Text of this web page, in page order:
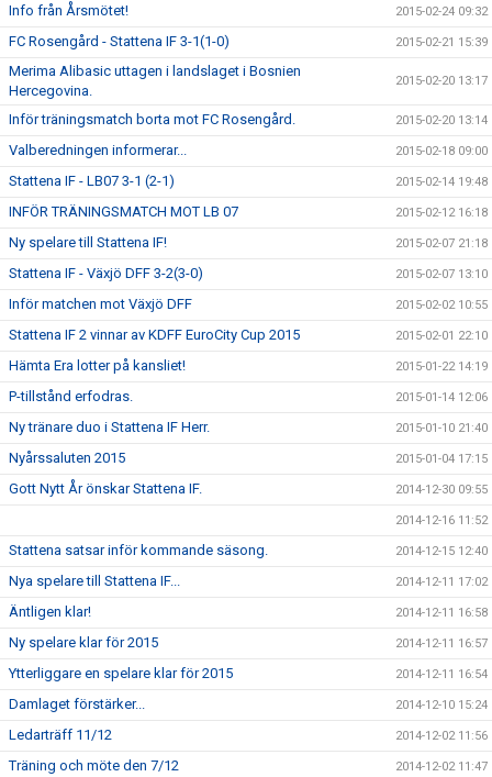
Info från Årsmötet! 2015-02-24 09:32
FC Rosengård - Stattena IF 3-1(1-0) 2015-02-21 15:39
Merima Alibasic uttagen i landslaget i Bosnien
Hercegovina.
2015-02-20 13:17
Inför träningsmatch borta mot FC Rosengård. 2015-02-20 13:14
Valberedningen informerar... 2015-02-18 09:00
Stattena IF - LB07 3-1 (2-1) 2015-02-14 19:48
INFÖR TRÄNINGSMATCH MOT LB 07 2015-02-12 16:18
Ny spelare till Stattena IF! 2015-02-07 21:18
Stattena IF - Växjö DFF 3-2(3-0) 2015-02-07 13:10
Inför matchen mot Växjö DFF 2015-02-02 10:55
Stattena IF 2 vinnar av KDFF EuroCity Cup 2015 2015-02-01 22:10
Hämta Era lotter på kansliet! 2015-01-22 14:19
P-tillstånd erfodras. 2015-01-14 12:06
Ny tränare duo i Stattena IF Herr. 2015-01-10 21:40
Nyårssaluten 2015 2015-01-04 17:15
Gott Nytt År önskar Stattena IF. 2014-12-30 09:55
2014-12-16 11:52
Stattena satsar inför kommande säsong. 2014-12-15 12:40
Nya spelare till Stattena IF... 2014-12-11 17:02
Äntligen klar! 2014-12-11 16:58
Ny spelare klar för 2015 2014-12-11 16:57
Ytterliggare en spelare klar för 2015 2014-12-11 16:54
Damlaget förstärker... 2014-12-10 15:24
Ledarträff 11/12 2014-12-02 11:56
Träning och möte den 7/12 2014-12-02 11:47